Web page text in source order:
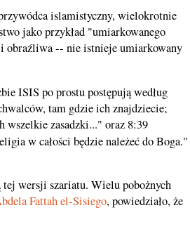
islamistyczny, wielokrotnie
jako przykład "umiarkowanego
obraźliwa -- nie istnieje umiarkowany
ISIS po prostu postępują według
tam gdzie ich znajdziecie;
zasadzki..." oraz 8:39
w całości będzie należeć do Boga."
tej wersji szariatu. Wielu pobożnych
Fattah el-Sisiego, powiedziało, że